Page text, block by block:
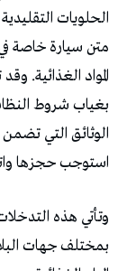
الحلويات
متن سيارة خاصة
المواد الغذائية.
بغياب شروط
الوثائق التي
استوجب حجزها
وتأتي هذه
بمختلف جهات